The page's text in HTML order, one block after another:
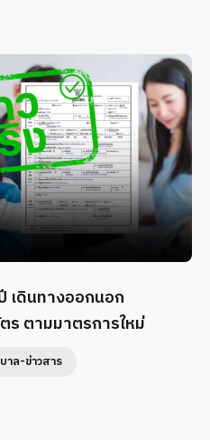
เดินทางออกนอก
ร ตามมาตรการใหม่
าล-ข่าวสาร